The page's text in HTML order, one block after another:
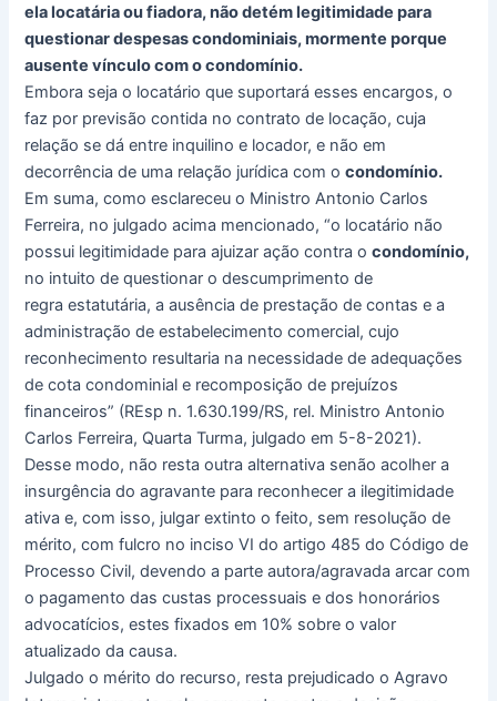
ela locatária ou fiadora, não detém legitimidade para
questionar despesas condominiais, mormente porque
ausente vínculo com o condomínio.
Embora seja o locatário que suportará esses encargos, o
faz por previsão contida no contrato de locação, cuja
relação se dá entre inquilino e locador, e não em
decorrência de uma relação jurídica com ocondomínio.
Em suma, como esclareceu o Ministro Antonio Carlos
Ferreira, no julgado acima mencionado, “o locatário não
possui legitimidade para ajuizar ação contra ocondomínio,
no intuito de questionar o descumprimento de
regra estatutária, a ausência de prestação de contas e a
administração de estabelecimento comercial, cujo
reconhecimento resultaria na necessidade de adequações
de cota condominial e recomposição de prejuízos
financeiros” (REsp n. 1.630.199/RS, rel. Ministro Antonio
Carlos Ferreira, Quarta Turma, julgado em 5-8-2021).
Desse modo, não resta outra alternativa senão acolher a
insurgência do agravante para reconhecer a ilegitimidade
ativa e, com isso, julgar extinto o feito, sem resolução de
mérito, com fulcro no inciso VI do artigo 485 do Código de
Processo Civil, devendo a parte autora/agravada arcar com
o pagamento das custas processuais e dos honorários
advocatícios, estes fixados em 10% sobre o valor
atualizado da causa.
Julgado o mérito do recurso, resta prejudicado o Agravo